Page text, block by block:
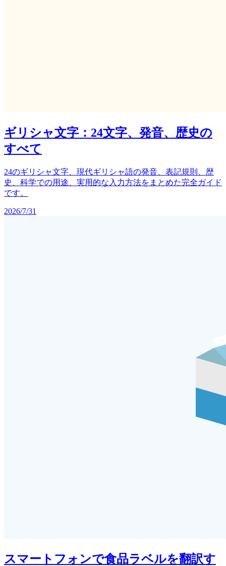
ギリシャ文字：24文字、発音、歴史の
すべて
24のギリシャ文字、現代ギリシャ語の発音、表記規則、歴
史、科学での用途、実用的な入力方法をまとめた完全ガイド
です。
2026/7/31
スマートフォンで食品ラベルを翻訳す